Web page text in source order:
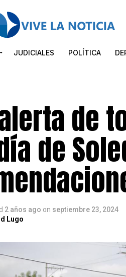
JUDICIALES POLÍTICA
de
de
2 años ago on septiembre 23, 2024
Lugo